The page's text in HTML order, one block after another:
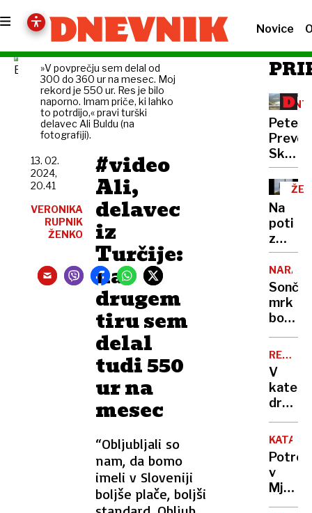
Novice
»V povprečju sem delal od
300 do 360 ur na mesec. Moj
rekord je 550 ur. Res je bilo
naporno. Imam priče, ki lahko
to potrdijo,« pravi turški
delavec Ali Buldu (na
fotografiji).
#video
Ali,
delavec
iz
Turčije:
na
drugem
tiru sem
delal
tudi 550
ur na
mesec
“Obljubljali so
nam, da bomo
imeli v Sloveniji
boljše plače, boljši
13. 02.
2024,
20.41
VERONIKA
RUPNIK
ŽENKO
Peter
Prevc:
policaji
niso
dela
Na
poti
z
morja
nas
bo
lovil
nov
NARAVA
mrk
bodo
ovirali
oblaki
PET
V
živijo
ljudje
z
IQ in
kje
smo
Potres
v